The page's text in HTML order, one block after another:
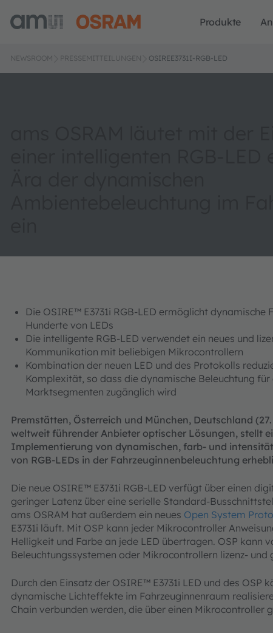
Produkte
NEWSROOM PRESSEMITTEILUNGEN OSIREE3731I-RGB-LED
Die OSIRE™ E3731i RGB-LED ermöglicht
Hunderte von LEDs
Die intelligente RGB-LED verwendet ein neues und
Kommunikation mit beliebigen Mikrocontrollern
Kombination der neuen LED und des Protokolls
Komplexität, so dass die dynamische Beleuchtung
Marktsegmenten zugänglich wird
Premstätten, Österreich und München, Deutschland
weltweit führender Anbieter optischer Lösungen, stellt
Implementierung von dynamischen, farb- und
von RGB-LEDs in der Fahrzeuginnenbeleuchtung
Die neue OSIRE™ E3731i RGB-LED verfügt über einen
geringer Latenz über eine serielle Standard-
ams OSRAM hat außerdem ein neues Open System
E3731i läuft. Mit OSP kann jeder Mikrocontroller
Helligkeit und Farbe an jede LED übertragen. OSP kann
Beleuchtungssystemen oder Mikrocontrollern lizenz- und
Durch den Einsatz der OSIRE™ E3731i LED und des
dynamische Lichteffekte im Fahrzeuginnenraum
Chain verbunden werden, die über einen Mikrocontroller